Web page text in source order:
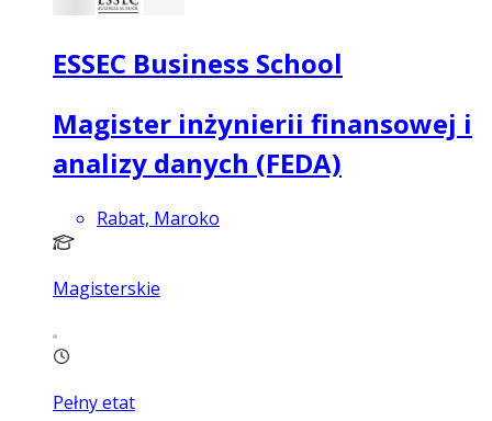
ESSEC Business School
Magister inżynierii finansowej i
analizy danych (FEDA)
Rabat, Maroko
Magisterskie
Pełny etat